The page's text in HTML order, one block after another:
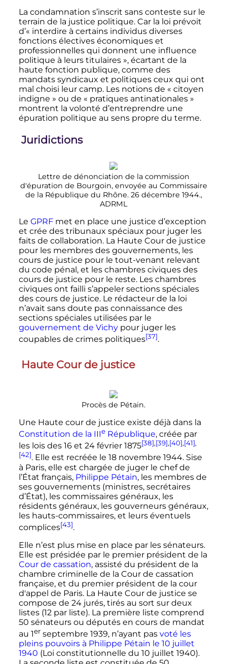
La condamnation s’inscrit sans conteste sur le
terrain de la justice politique. Car la loi prévoit
d’« interdire à certains individus diverses
fonctions électives économiques et
professionnelles qui donnent une influence
politique à leurs titulaires », écartant de la
haute fonction publique, comme des
mandats syndicaux et politiques ceux qui ont
mal choisi leur camp. Les notions de « citoyen
indigne » ou de « pratiques antinationales »
montrent la volonté d’entreprendre une
épuration politique au sens propre du terme.
Juridictions
Lettre de dénonciation de la commission
d'épuration de Bourgoin, envoyée au Commissaire
de la République du Rhône. 26 décembre 1944.,
ADRML
Le GPRFmet en place une justice d’exception
et crée des tribunaux spéciaux pour juger les
faits de collaboration. La Haute Cour de justice
pour les membres des gouvernements, les
cours de justice pour le tout-venant relevant
du code pénal, et les chambres civiques des
cours de justice pour le reste. Les chambres
civiques ont failli s’appeler sections spéciales
des cours de justice. Le rédacteur de la loi
n’avait sans doute pas connaissance des
sections spéciales utilisées par le
gouvernement de Vichypour juger les
coupables de crimes politiques[37].
Haute Cour de justice
Procès de Pétain.
Une Haute cour de justice existe déjà dans la
Constitution de la IIIeRépublique, créée par
les lois des 16 et 24 février 1875[38],[39],[40],[41],
[42]. Elle est recréée le 18 novembre 1944. Sise
à Paris, elle est chargée de juger le chef de
l’État français, Philippe Pétain, les membres de
ses gouvernements (ministres, secrétaires
d’État), les commissaires généraux, les
résidents généraux, les gouverneurs généraux,
les hauts-commissaires, et leurs éventuels
complices[43].
Elle n’est plus mise en place par les sénateurs.
Elle est présidée par le premier président de la
Cour de cassation, assisté du président de la
chambre criminelle de la Cour de cassation
française, et du premier président de la cour
d'appel de Paris. La Haute Cour de justice se
compose de 24 jurés, tirés au sort sur deux
listes (12 par liste). La première liste comprend
50 sénateurs ou députés en cours de mandat
au 1er septembre 1939, n’ayant pas voté les
pleins pouvoirs à Philippe Pétain le 10 juillet
1940 (Loi constitutionnelle du 10 juillet 1940).